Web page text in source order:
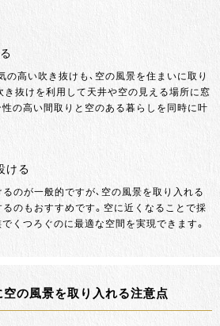
高い吹き抜けも、空の風景を住まいに取り
き抜けを利用して天井や空の見える場所に窓
性の高い間取りと空のある暮らしを同時に叶
ける
のが一般的ですが、空の風景を取り入れる
のもおすすめです。空に近くなることで採
くつろぐのに最適な空間を実現できます。
の風景を取り入れる注意点